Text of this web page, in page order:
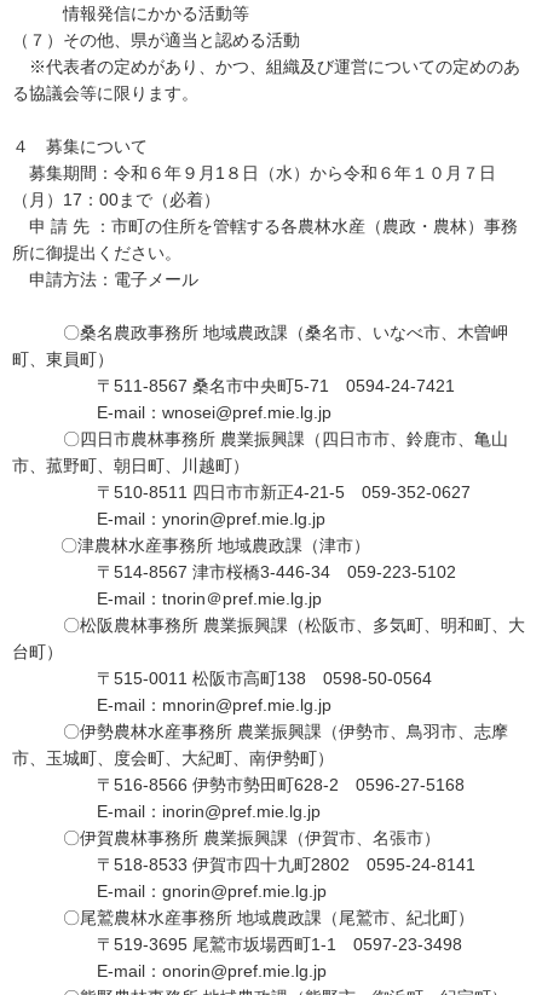
情報発信にかかる活動等
（７）その他、県が適当と認める活動
※代表者の定めがあり、かつ、組織及び運営についての定めのあ
る協議会等に限ります。
４ 募集について
募集期間：令和６年９月1８日（水）から令和６年１０月７日
（月）17：00まで（必着）
申 請 先 ：市町の住所を管轄する各農林水産（農政・農林）事務
所に御提出ください。
申請方法：電子メール
〇桑名農政事務所 地域農政課（桑名市、いなべ市、木曽岬
町、東員町）
〒511-8567 桑名市中央町5-71 0594-24-7421
E-mail：wnosei@pref.mie.lg.jp
〇四日市農林事務所 農業振興課（四日市市、鈴鹿市、亀山
市、菰野町、朝日町、川越町）
〒510-8511 四日市市新正4-21-5 059-352-0627
E-mail：ynorin@pref.mie.lg.jp
〇津農林水産事務所 地域農政課（津市）
〒514-8567 津市桜橋3-446-34 059-223-5102
E-mail：tnorin＠pref.mie.lg.jp
〇松阪農林事務所 農業振興課（松阪市、多気町、明和町、大
台町）
〒515-0011 松阪市高町138 0598-50-0564
E-mail：mnorin@pref.mie.lg.jp
〇伊勢農林水産事務所 農業振興課（伊勢市、鳥羽市、志摩
市、玉城町、度会町、大紀町、南伊勢町）
〒516-8566 伊勢市勢田町628-2 0596-27-5168
E-mail：inorin@pref.mie.lg.jp
〇伊賀農林事務所 農業振興課（伊賀市、名張市）
〒518-8533 伊賀市四十九町2802 0595-24-8141
E-mail：gnorin@pref.mie.lg.jp
〇尾鷲農林水産事務所 地域農政課（尾鷲市、紀北町）
〒519-3695 尾鷲市坂場西町1-1 0597-23-3498
E-mail：onorin@pref.mie.lg.jp